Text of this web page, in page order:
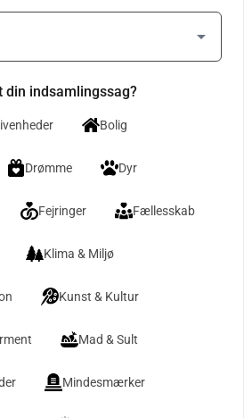
arrow_drop_down
din indsamlingssag?
Bolig
Drømme Dyr
Fejringer Fællesskab
Klima & Miljø
Kunst & Kultur
Mad & Sult
Mindesmærker